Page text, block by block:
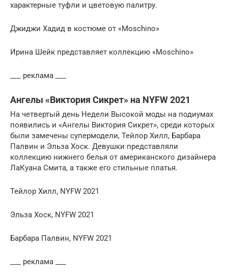
характерные туфли и цветовую палитру.
Джиджи Хадид в костюме от «Moschino»
Ирина Шейк представляет коллекцию «Moschino»
___ реклама ___
Ангелы «Виктория Сикрет» на NYFW 2021
На четвертый день Недели Высокой моды на подиумах
появились и «Ангелы Виктория Сикрет», среди которых
были замечены супермодели, Тейлор Хилл, Барбара
Палвин и Эльза Хоск. Девушки представляли
коллекцию нижнего белья от американского дизайнера
ЛаКуана Смита, а также его стильные платья.
Тейлор Хилл, NYFW 2021
Эльза Хоск, NYFW 2021
Барбара Палвин, NYFW 2021
___ реклама ___